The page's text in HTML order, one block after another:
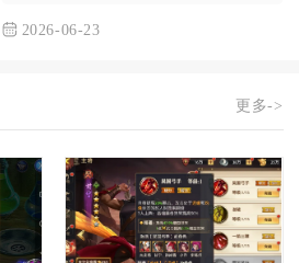
2026-06-23
更多->